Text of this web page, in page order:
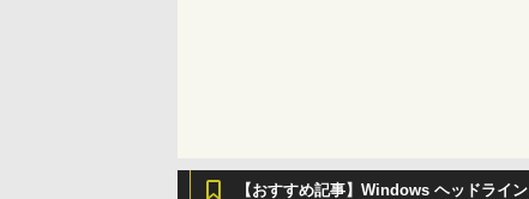
【おすすめ記事】Windows ヘッドライン